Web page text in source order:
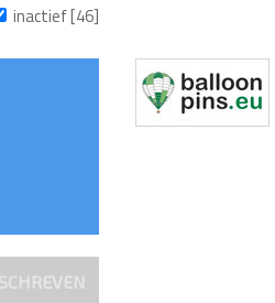
inactief [46]